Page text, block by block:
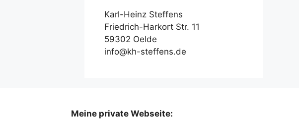
Karl-Heinz Steffens
Friedrich-Harkort Str. 11
59302 Oelde
info@kh-steffens.de
Meine private Webseite: